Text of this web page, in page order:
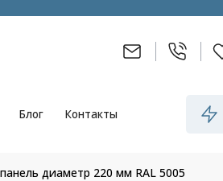
Блог Контакты
диаметр 220 мм RAL 5005